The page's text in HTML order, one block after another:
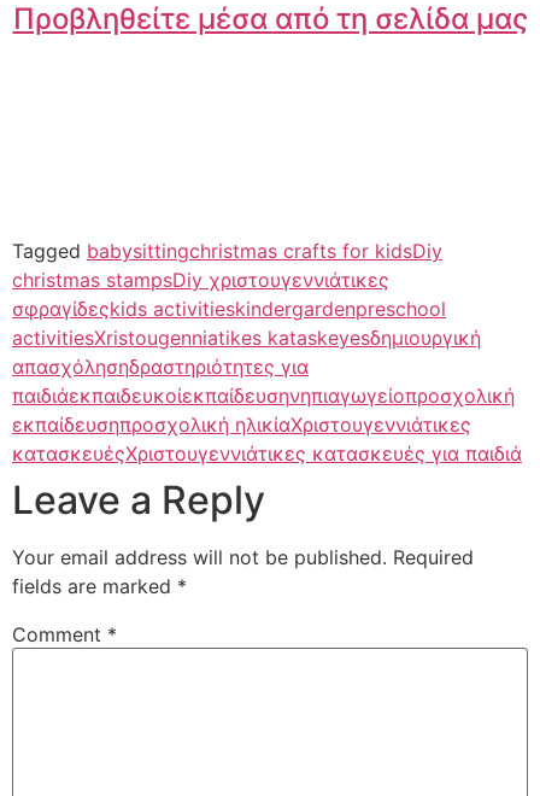
Προβληθείτε μέσα από τη σελίδα μας
Tagged babysittingchristmas crafts for kidsDiy
christmas stampsDiy χριστουγεννιάτικες
σφραγίδεςkids activitieskindergardenpreschool
activitiesXristougenniatikes kataskeyesδημιουργική
απασχόλησηδραστηριότητες για
παιδιάεκπαιδευκοίεκπαίδευσηνηπιαγωγείοπροσχολική
εκπαίδευσηπροσχολική ηλικίαΧριστουγεννιάτικες
κατασκευέςΧριστουγεννιάτικες κατασκευές για παιδιά
Leave a Reply
Your email address will not be published. Required
fields are marked *
Comment *